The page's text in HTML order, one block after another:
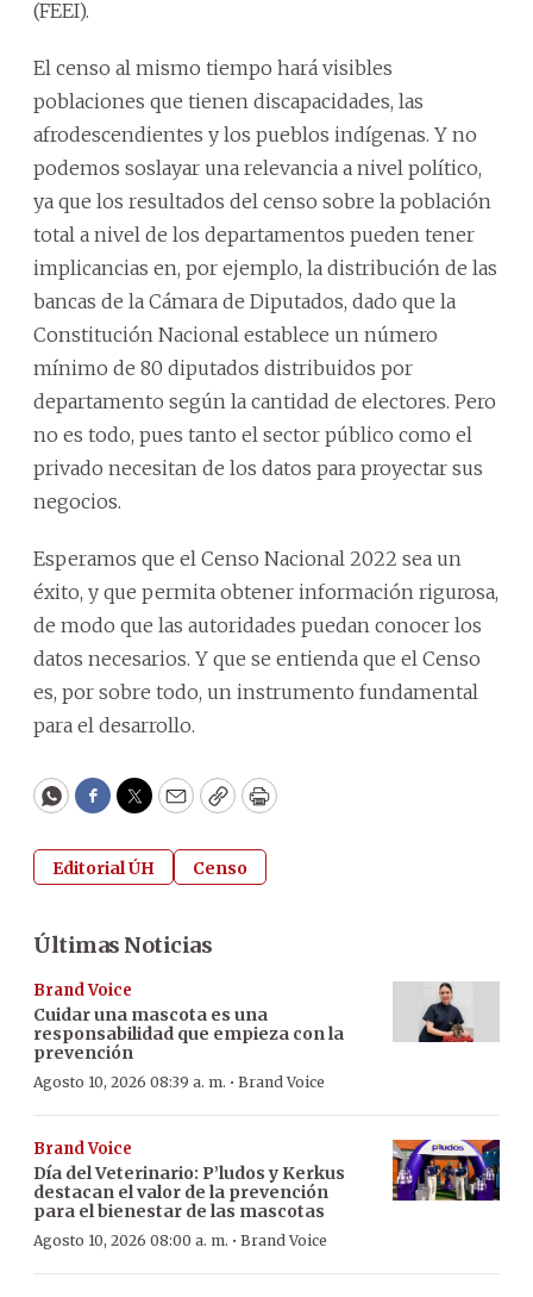
(FEEI).
El censo al mismo tiempo hará visibles
poblaciones que tienen discapacidades, las
afrodescendientes y los pueblos indígenas. Y no
podemos soslayar una relevancia a nivel político,
ya que los resultados del censo sobre la población
total a nivel de los departamentos pueden tener
implicancias en, por ejemplo, la distribución de las
bancas de la Cámara de Diputados, dado que la
Constitución Nacional establece un número
mínimo de 80 diputados distribuidos por
departamento según la cantidad de electores. Pero
no es todo, pues tanto el sector público como el
privado necesitan de los datos para proyectar sus
negocios.
Esperamos que el Censo Nacional 2022 sea un
éxito, y que permita obtener información rigurosa,
de modo que las autoridades puedan conocer los
datos necesarios. Y que se entienda que el Censo
es, por sobre todo, un instrumento fundamental
para el desarrollo.
WhatsApp
Facebook
Twitter
EmailCopyPrint
Editorial ÚH Censo
Últimas Noticias
Brand Voice
Cuidar una mascota es una
responsabilidad que empieza con la
prevención
Agosto 10, 2026 08:39 a. m. · Brand Voice
Brand Voice
Día del Veterinario: P’ludos y Kerkus
destacan el valor de la prevención
para el bienestar de las mascotas
Agosto 10, 2026 08:00 a. m. · Brand Voice